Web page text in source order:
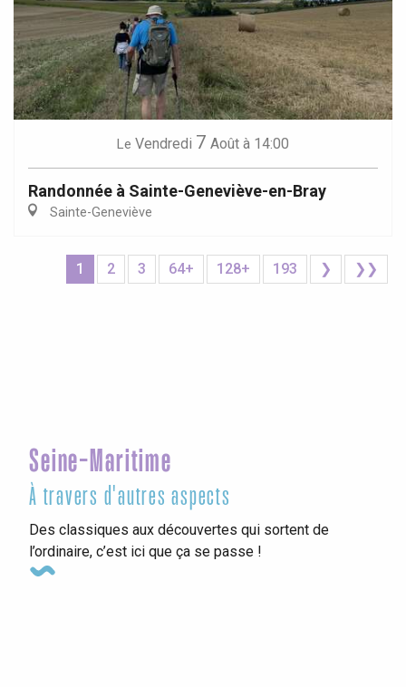
Le Vendredi 7 Août à 14:00
Randonnée à Sainte-Geneviève-en-Bray
Sainte-Geneviève
1 2 3 64+ 128+ 193 ❯ ❯❯
Seine-Maritime
À travers d'autres aspects
Des classiques aux découvertes qui sortent de
l’ordinaire, c’est ici que ça se passe !